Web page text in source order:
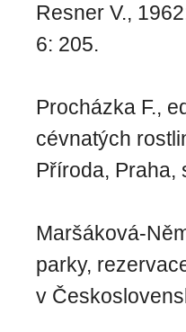
Resner V.,
6: 205.
Procházka F.,
cévnatých
Příroda, Praha,
Maršáková-
parky,
v